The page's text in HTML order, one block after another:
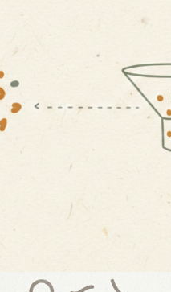
d'expression des
: 30 questions